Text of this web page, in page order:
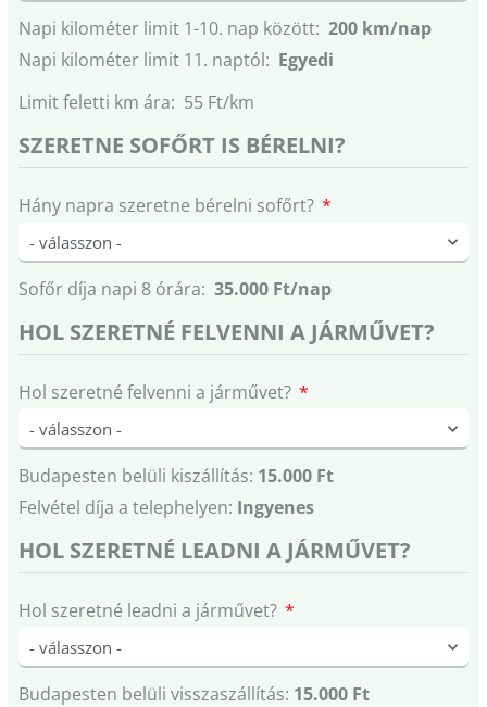
Napi kilométer limit 1-10. nap között: 200 km/nap
Napi kilométer limit 11. naptól: Egyedi
Limit feletti km ára: 55 Ft/km
SZERETNE SOFŐRT IS BÉRELNI?
Hány napra szeretne bérelni sofőrt?
Sofőr díja napi 8 órára: 35.000 Ft/nap
HOL SZERETNÉ FELVENNI A JÁRMŰVET?
Hol szeretné felvenni a járművet?
Budapesten belüli kiszállítás: 15.000 Ft
Felvétel díja a telephelyen: Ingyenes
HOL SZERETNÉ LEADNI A JÁRMŰVET?
Hol szeretné leadni a járművet?
Budapesten belüli visszaszállítás: 15.000 Ft